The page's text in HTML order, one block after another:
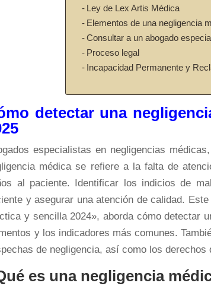
Ley de Lex Artis Médica
Elementos de una negligencia
Consultar a un abogado
Proceso legal
Incapacidad Permanente y
detectar una
especialistas en negligencias
médica se refiere a la falta de
al paciente. Identificar los indicios de
y asegurar una atención de calidad.
y sencilla 2024», aborda cómo detectar
y los indicadores más comunes.
de negligencia, así como los
es una negligencia